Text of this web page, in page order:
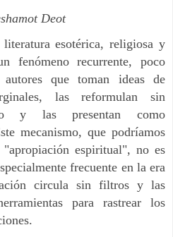
Deot
esotérica, religiosa y
fenómeno recurrente, poco
que toman ideas de
las reformulan sin
y las presentan como
mecanismo, que podríamos
espiritual", no es
frecuente en la era
circula sin filtros y las
para rastrear los